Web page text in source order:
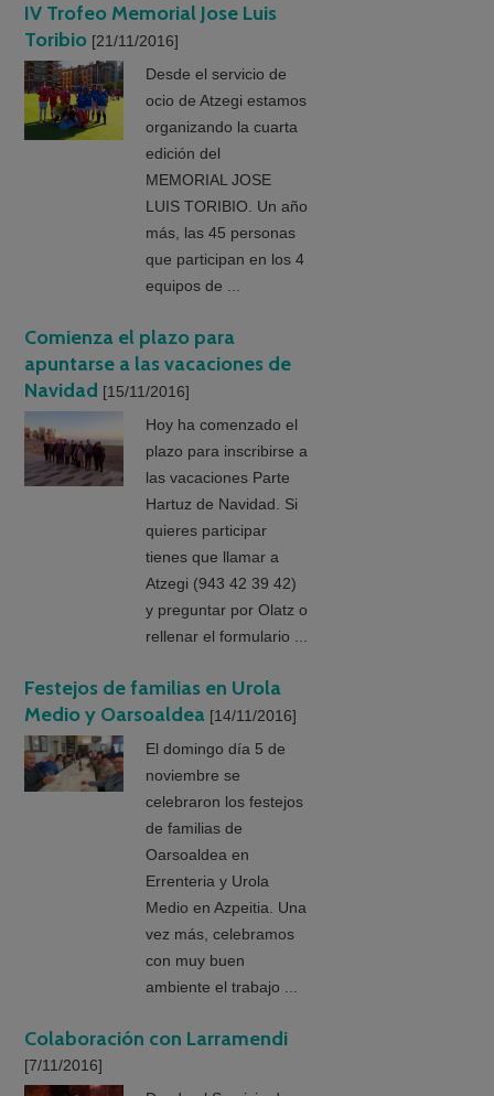
IV Trofeo Memorial Jose Luis
Toribio [21/11/2016]
Desde el servicio de
ocio de Atzegi estamos
organizando la cuarta
edición del
MEMORIAL JOSE
LUIS TORIBIO. Un año
más, las 45 personas
que participan en los 4
equipos de ...
Comienza el plazo para
apuntarse a las vacaciones de
Navidad [15/11/2016]
Hoy ha comenzado el
plazo para inscribirse a
las vacaciones Parte
Hartuz de Navidad. Si
quieres participar
tienes que llamar a
Atzegi (943 42 39 42)
y preguntar por Olatz o
rellenar el formulario ...
Festejos de familias en Urola
Medio y Oarsoaldea [14/11/2016]
El domingo día 5 de
noviembre se
celebraron los festejos
de familias de
Oarsoaldea en
Errenteria y Urola
Medio en Azpeitia. Una
vez más, celebramos
con muy buen
ambiente el trabajo ...
Colaboración con Larramendi
[7/11/2016]